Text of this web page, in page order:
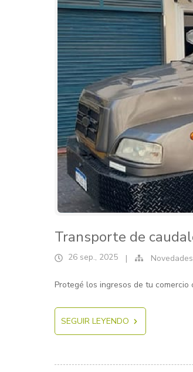
Transporte de
26 sep., 2025 | Novedades
Protegé los ingresos de tu
SEGUIR LEYENDO